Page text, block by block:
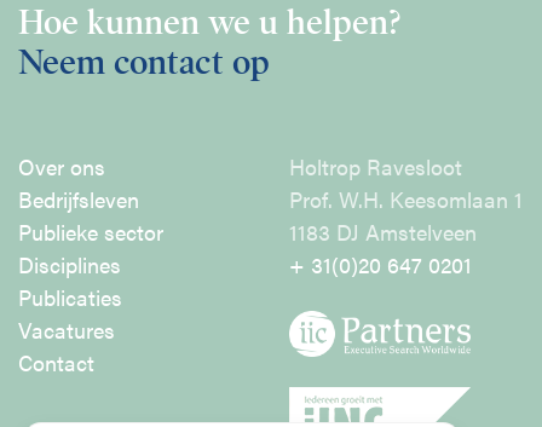
Hoe kunnen we u helpen?
Neem contact op
Over ons
Bedrijfsleven
Publieke sector
Disciplines
Publicaties
Vacatures
Contact
Holtrop Ravesloot
Prof. W.H. Keesomlaan 1
1183 DJ Amstelveen
+ 31(0)20 647 0201